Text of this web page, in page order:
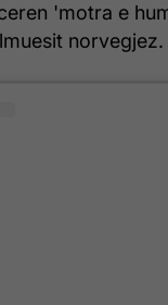
'motra e
norvegjez.